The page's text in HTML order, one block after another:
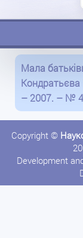
Мала
– 2007. – №
Copyright ©
Development